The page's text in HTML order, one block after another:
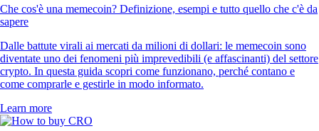
Che cos'è una memecoin? Definizione, esempi e tutto quello che c'è da
sapere
Dalle battute virali ai mercati da milioni di dollari: le memecoin sono
diventate uno dei fenomeni più imprevedibili (e affascinanti) del settore
crypto. In questa guida scopri come funzionano, perché contano e
come comprarle e gestirle in modo informato.
Learn more